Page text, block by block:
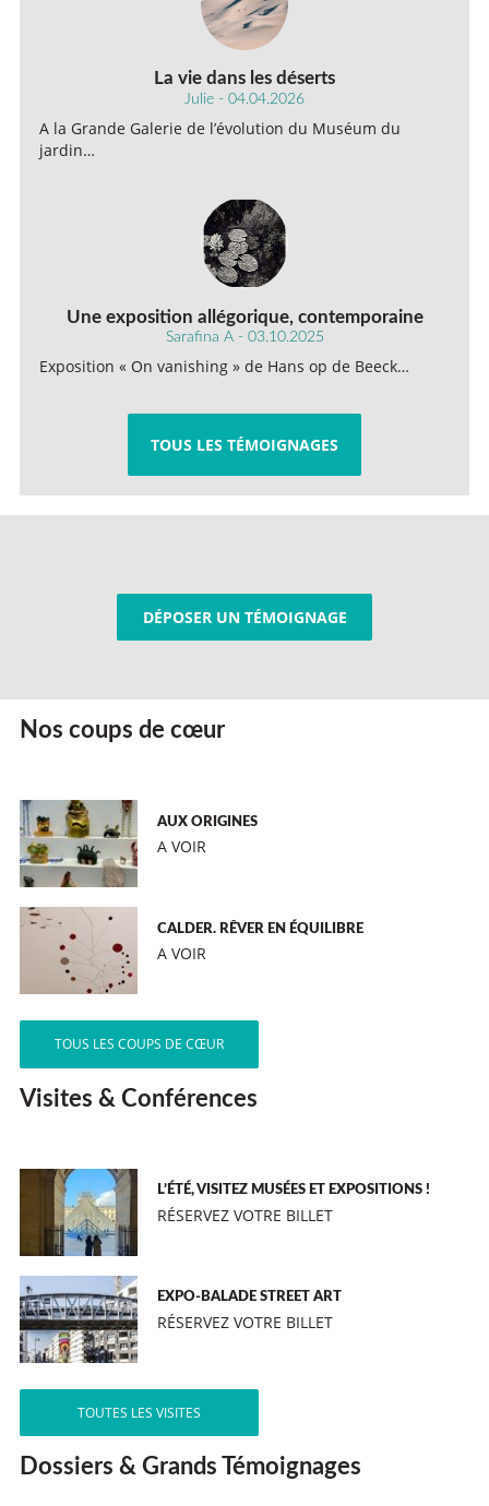
La vie dans les déserts
Julie - 04.04.2026
A la Grande Galerie de l’évolution du Muséum du
jardin…
Une exposition allégorique, contemporaine
Sarafina A - 03.10.2025
Exposition « On vanishing » de Hans op de Beeck…
TOUS LES TÉMOIGNAGES
DÉPOSER UN TÉMOIGNAGE
Nos coups de cœur
AUX ORIGINES
A VOIR
CALDER. RÊVER EN ÉQUILIBRE
A VOIR
TOUS LES COUPS DE CŒUR
Visites & Conférences
L’ÉTÉ, VISITEZ MUSÉES ET EXPOSITIONS !
RÉSERVEZ VOTRE BILLET
EXPO-BALADE STREET ART
RÉSERVEZ VOTRE BILLET
TOUTES LES VISITES
Dossiers & Grands Témoignages